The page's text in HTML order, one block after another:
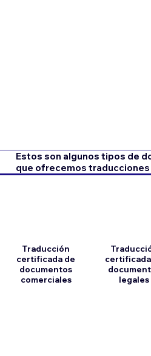
Estos son algunos tipos de
que ofrecemos
Traducción
certificada de
documentos
comerciales
legales